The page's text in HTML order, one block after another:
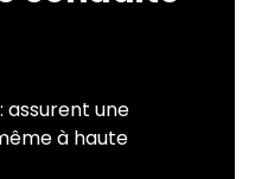
: assurent une
à haute